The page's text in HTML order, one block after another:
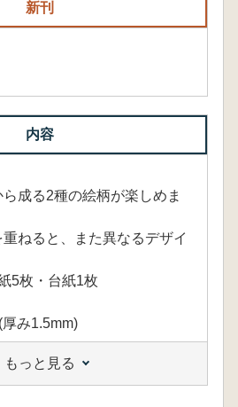
新刊
内容
ら成る2種の絵柄が楽しめま
重ねると、また異なるデザイ
5枚・台紙1枚
み1.5mm)
もっと見る